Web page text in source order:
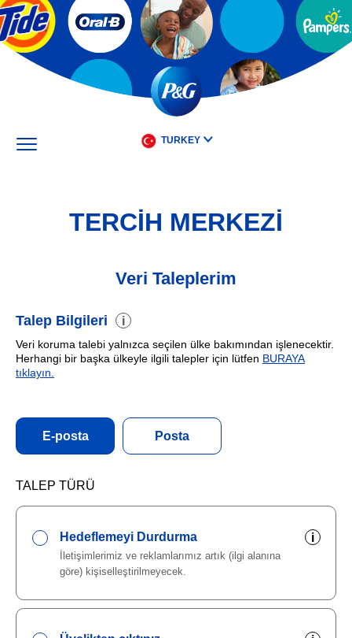
Skip
to
main
TURKEY
TERCİH MERKEZİ
Veri Taleplerim
Talep Bilgileri i
Veri koruma talebi yalnızca seçilen ülke bakımından işlenecektir.
Herhangi bir başka ülkeyle ilgili talepler için lütfen BURAYA
tıklayın.
E-posta Posta
TALEP TÜRÜ
Hedeflemeyi Durdurma i
İletişimlerimiz ve reklamlarımız artık (ilgi alanına
göre) kişiselleştirilmeyecek.